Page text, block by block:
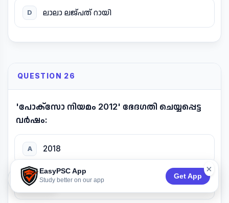
EasyPSC App
Study better on our app
Get App
×
74:52
D ലാലാ ലജ്പത് റായി
QUESTION 26
'പോക്സോ നിയമം 2012' ഭേദഗതി ചെയ്യപ്പെട്ട
വർഷം:
A 2018
B 2019